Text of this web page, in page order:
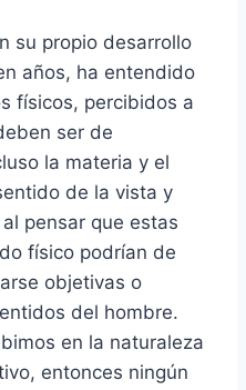
su propio desarrollo
años, ha entendido
físicos, percibidos a
ser de
la materia y el
de la vista y
pensar que estas
físico podrían de
objetivas o
del hombre.
en la naturaleza
entonces ningún